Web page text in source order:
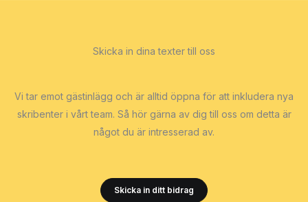
Skicka in dina texter till oss
Vi tar emot gästinlägg och är alltid öppna för att inkludera nya
skribenter i vårt team. Så hör gärna av dig till oss om detta är
något du är intresserad av.
Skicka in ditt bidrag